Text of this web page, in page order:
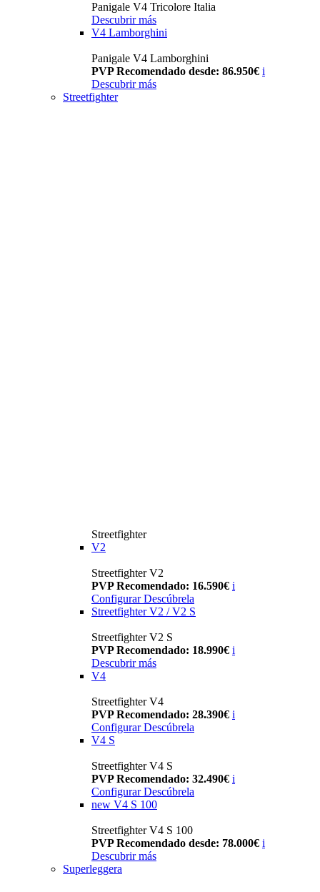
Panigale V4 Tricolore Italia
Descubrir más
V4 Lamborghini
Panigale V4 Lamborghini
PVP Recomendado desde: 86.950€ i
Descubrir más
Streetfighter
Streetfighter
V2
Streetfighter V2
PVP Recomendado: 16.590€ i
Configurar Descúbrela
Streetfighter V2 / V2 S
Streetfighter V2 S
PVP Recomendado: 18.990€ i
Descubrir más
V4
Streetfighter V4
PVP Recomendado: 28.390€ i
Configurar Descúbrela
V4 S
Streetfighter V4 S
PVP Recomendado: 32.490€ i
Configurar Descúbrela
new V4 S 100
Streetfighter V4 S 100
PVP Recomendado desde: 78.000€ i
Descubrir más
Superleggera